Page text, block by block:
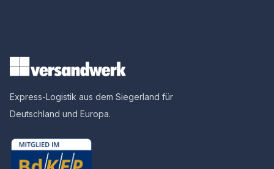
Express-Logistik aus dem Siegerland für
Deutschland und Europa.